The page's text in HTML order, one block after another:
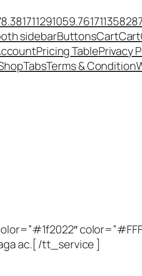
1711291059.76
sidebarButtonsCartCart
Pricing TablePrivacy
TabsTerms & Condition
ac.[ /tt_service ]